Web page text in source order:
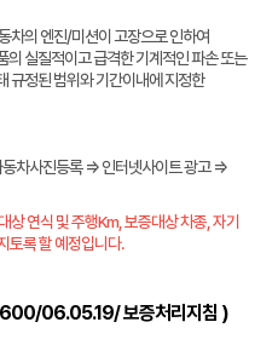
차의 엔진/미션이 고장으로 인하여
실질적이고 급격한 기계적인 파손 또는
규정된 범위와 기간이내에 지정한
차사진등록 ⇒ 인터넷사이트 광고 ⇒
연식 및 주행Km, 보증대상 차종, 자기
토록 할 예정입니다.
06.05.19/ 보증처리지침 )